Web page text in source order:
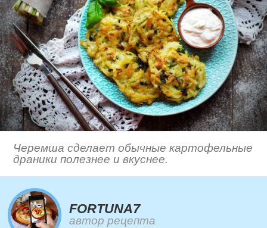
Черемша сделает обычные картофельные
драники полезнее и вкуснее.
FORTUNA7
автор рецепта